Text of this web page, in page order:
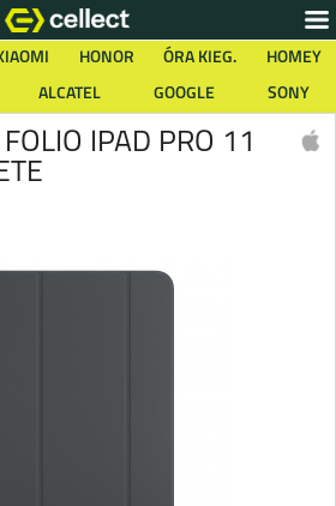
HONOR ÓRA KIEG.
HOMEY
ALCATEL GOOGLE SONY
IPAD PRO 11